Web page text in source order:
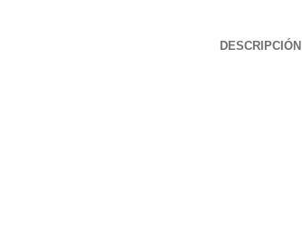
DESCRIPCIÓN